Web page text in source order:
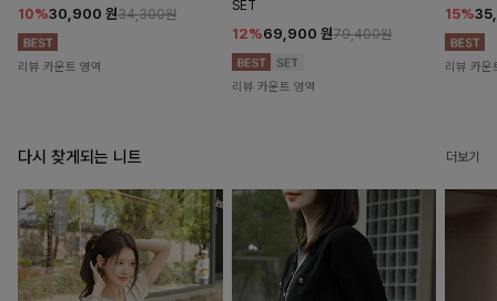
10%30,900 원34,300원
리뷰 카운트 영역
SET
12%69,900 원79,400원
리뷰 카운트 영역
15%
리뷰 카운
다시 찾게되는 니트 더보기